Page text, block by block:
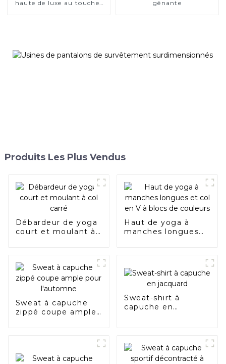
haute de luxe au toucher
gênante
Produits Les Plus Vendus
Débardeur de yoga
court et moulant à
Haut de yoga à
manches longues
Sweat à capuche
zippé coupe ample
Sweat-shirt à
capuche en